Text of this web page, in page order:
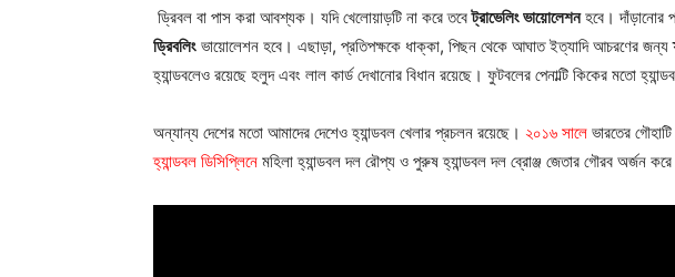
ড্রিবল বা পাস করা আবশ্যক। যদি খেলোয়াড়টি না করে তবেট্রাভেলিং ভায়োলেশনহবে। দাঁড়ানোর
ড্রিবলিং ভায়োলেশন হবে। এছাড়া, প্রতিপক্ষকে ধাক্কা, পিছন থেকে আঘাত ইত্যাদি আচরণের জন্য
হ্যান্ডবলেও রয়েছে হলুদ এবং লাল কার্ড দেখানোর বিধান রয়েছে। ফুটবলের পেনাল্টি কিকের মতো
অন্যান্য দেশের মতো আমাদের দেশেও হ্যান্ডবল খেলার প্রচলন রয়েছে। ২০১৬ সালে ভারতের
হ্যান্ডবল ডিসিপ্লিনে মহিলা হ্যান্ডবল দল রৌপ্য ও পুরুষ হ্যান্ডবল দল ব্রোঞ্জ জেতার গৌরব অর্জন